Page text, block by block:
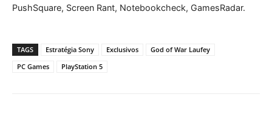
PushSquare, Screen Rant, Notebookcheck, GamesRadar.
TAGS Estratégia Sony Exclusivos
God of War Laufey
PC Games
PlayStation 5